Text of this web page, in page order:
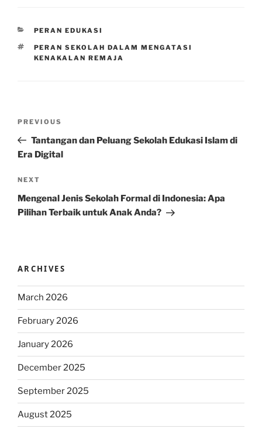
CATEGORIES
PERAN EDUKASI
TAGS
PERAN SEKOLAH DALAM MENGATASI
KENAKALAN REMAJA
Previous
Post
PREVIOUS
Tantangan dan Peluang Sekolah Edukasi Islam di
Era Digital
Next
Post
NEXT
Mengenal Jenis Sekolah Formal di Indonesia: Apa
Pilihan Terbaik untuk Anak Anda?
ARCHIVES
March 2026
February 2026
January 2026
December 2025
September 2025
August 2025